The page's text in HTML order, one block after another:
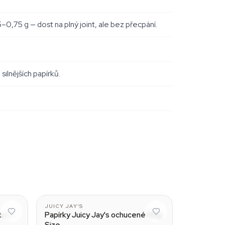
g — dost na plný joint, ale bez přecpání.
papírků.
+
JUICY JAY'S
Papírky Juicy Jay's ochucené King